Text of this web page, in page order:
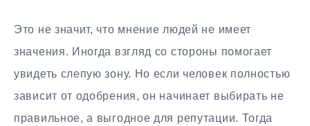
Это не значит, что мнение людей не имеет
значения. Иногда взгляд со стороны помогает
увидеть слепую зону. Но если человек полностью
зависит от одобрения, он начинает выбирать не
правильное, а выгодное для репутации. Тогда